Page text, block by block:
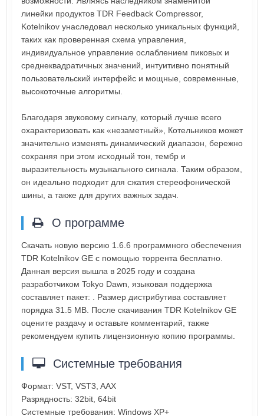
линейки продуктов TDR Feedback Compressor,
Kotelnikov унаследовал несколько уникальных функций,
таких как проверенная схема управления,
индивидуальное управление ослаблением пиковых и
среднеквадратичных значений, интуитивно понятный
пользовательский интерфейс и мощные, современные,
высокоточные алгоритмы.
Благодаря звуковому сигналу, который лучше всего
охарактеризовать как «незаметный», Котельников может
значительно изменять динамический диапазон, бережно
сохраняя при этом исходный тон, тембр и
выразительность музыкального сигнала. Таким образом,
он идеально подходит для сжатия стереофонической
шины, а также для других важных задач.
О программе
Скачать новую версию 1.6.6 программного обеспечения
TDR Kotelnikov GE с помощью торрента бесплатно.
Данная версия вышла в 2025 году и создана
разработчиком Tokyo Dawn, языковая поддержка
составляет пакет: . Размер дистрибутива составляет
порядка 31.5 MB. После скачивания TDR Kotelnikov GE
оцените раздачу и оставьте комментарий, также
рекомендуем купить лицензионную копию программы.
Системные требования
Формат: VST, VST3, AAX
Разрядность: 32bit, 64bit
Системные требования: Windows XP+